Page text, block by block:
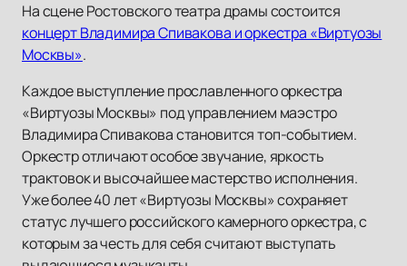
На сцене Ростовского театра драмы состоится
концерт Владимира Спивакова и оркестра «Виртуозы
Москвы».
Каждое выступление прославленного оркестра
«Виртуозы Москвы» под управлением маэстро
Владимира Спивакова становится топ-событием.
Оркестр отличают особое звучание, яркость
трактовок и высочайшее мастерство исполнения.
Уже более 40 лет «Виртуозы Москвы» сохраняет
статус лучшего российского камерного оркестра, с
которым за честь для себя считают выступать